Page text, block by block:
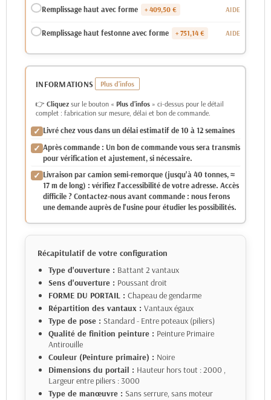
Remplissage haut avec forme
+ 409,50 €
Remplissage haut festonne avec forme + 751,14 €
INFORMATIONS
👉 Cliquez sur le bouton « Plus d'infos » ci-dessus pour le détail
complet : fabrication sur mesure, délai et bon de commande.
Livré chez vous dans un délai estimatif de 10 à 12 semaines
Après commande : Un bon de commande vous sera transmis
pour vérification et ajustement, si nécessaire.
Livraison par camion semi-remorque (jusqu'à 40 tonnes, ≈
17 m de long) : vérifiez l'accessibilité de votre adresse. Accès
difficile ? Contactez-nous avant commande : nous ferons
une demande auprès de l'usine pour étudier les possibilités.
Récapitulatif de votre configuration
Type d'ouverture : Battant 2 vantaux
Sens d'ouverture : Poussant droit
FORME DU PORTAIL : Chapeau de gendarme
Répartition des vantaux : Vantaux égaux
Type de pose : Standard - Entre poteaux (piliers)
Qualité de finition peinture : Peinture Primaire
Antirouille
Couleur (Peinture primaire) : Noire
Dimensions du portail : Hauteur hors tout : 2000 ,
Largeur entre piliers : 3000
Type de manœuvre : Sans serrure, sans moteur